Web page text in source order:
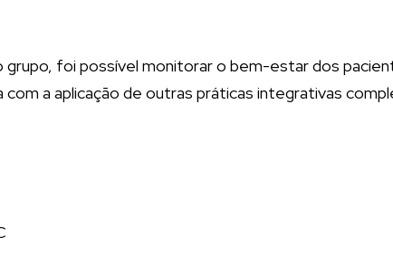
foi possível monitorar o bem-estar dos
a aplicação de outras práticas integrativas